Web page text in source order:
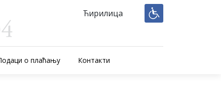
Ћирилица
о плаћању Контакти